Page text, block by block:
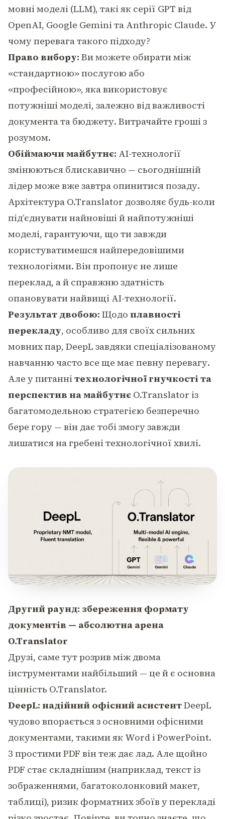
мовні моделі (LLM), такі як серії GPT від
OpenAI, Google Gemini та Anthropic Claude. У
чому перевага такого підходу?
Право вибору: Ви можете обирати між
«стандартною» послугою або
«професійною», яка використовує
потужніші моделі, залежно від важливості
документа та бюджету. Витрачайте гроші з
розумом.
Обіймаючи майбутнє: AI-технології
змінюються блискавично — сьогоднішній
лідер може вже завтра опинитися позаду.
Архітектура O.Translator дозволяє будь-коли
під’єднувати найновіші й найпотужніші
моделі, гарантуючи, що ти завжди
користуватимешся найпередовішими
технологіями. Він пропонує не лише
переклад, а й справжню здатність
опановувати найвищі AI-технології.
Результат двобою: Щодо плавності
перекладу, особливо для своїх сильних
мовних пар, DeepL завдяки спеціалізованому
навчанню часто все ще має певну перевагу.
Але у питаннітехнологічної гнучкості та
перспектив на майбутнє O.Translator із
багатомодельною стратегією безперечно
бере гору — він дає тобі змогу завжди
лишатися на гребені технологічної хвилі.
Другий раунд: збереження формату
документів — абсолютна арена
O.Translator
Друзі, саме тут розрив між двома
інструментами найбільший — це й є основна
цінність O.Translator.
DeepL: надійний офісний асистентDeepL
чудово впорається з основними офісними
документами, такими як Word і PowerPoint.
З простими PDF він теж дає лад. Але щойно
PDF стає складнішим (наприклад, текст із
зображеннями, багатоколонковий макет,
таблиці), ризик форматних збоїв у перекладі